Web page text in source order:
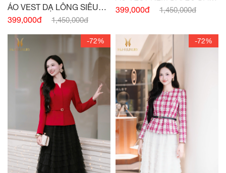
ÁO VEST DẠ LÔNG SIÊU
MƯỚT
399,000đ 1,450,000đ
KHUY
399,000đ 1,450,000đ
-72% -72%